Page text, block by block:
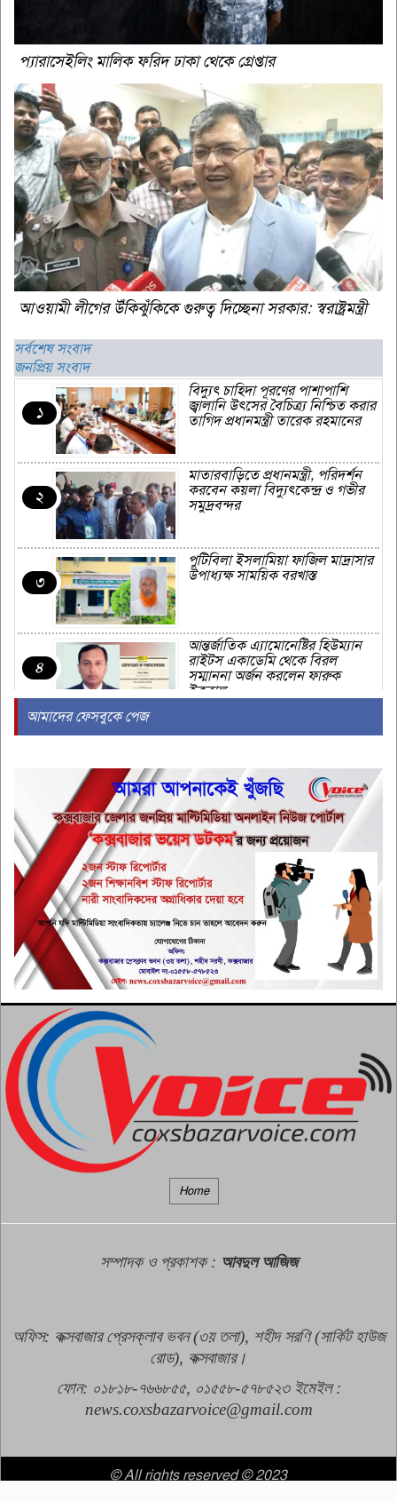
প্যারাসেইলিং মালিক ফরিদ ঢাকা থেকে গ্রেপ্তার
আওয়ামী লীগের উঁকিঝুঁকিকে গুরুত্ব দিচ্ছেনা সরকার: স্বরাষ্ট্রমন্ত্রী
সর্বশেষ সংবাদ
জনপ্রিয় সংবাদ
১
বিদ্যুৎ চাহিদা পূরণের পাশাপাশি
জ্বালানি উৎসের বৈচিত্র্য নিশ্চিত করার
তাগিদ প্রধানমন্ত্রী তারেক রহমানের
২
মাতারবাড়িতে প্রধানমন্ত্রী, পরিদর্শন
করবেন কয়লা বিদ্যুৎকেন্দ্র ও গভীর
সমুদ্রবন্দর
৩
পুটিবিলা ইসলামিয়া ফাজিল মাদ্রাসার
উপাধ্যক্ষ সাময়িক বরখাস্ত
৪
আন্তর্জাতিক এ্যামোনেষ্টির হিউম্যান
রাইটস একাডেমি থেকে বিরল
সম্মাননা অর্জন করলেন ফারুক
ইকবাল
৬
প্যারাসেইলিং মালিক ফরিদ ঢাকা
থেকে গ্রেপ্তার
৭
আওয়ামী লীগের উঁকিঝুঁকিকে গুরুত্ব
দিচ্ছেনা সরকার: স্বরাষ্ট্রমন্ত্রী
৮
সৈকতে পানিতে ডুবে শিক্ষার্থীর মৃত্যু
৯
সৌদিতে এরদোগান-সালমান-শাহবাজ
ত্রিপক্ষীয় বৈঠক, হতে যাচ্ছে কি
প্রতিরক্ষা চুক্তি?
যে কারণে ইসলামে চুপচাপ থাকাও
ফজিলতপূর্ণ
আমাদের ফেসবুকে পেজ
Home
সম্পাদক ও প্রকাশক: আবদুল আজিজ
অফিস: কক্সবাজার প্রেসক্লাব ভবন (৩য় তলা), শহীদ সরণি (সার্কিট হাউজ
রোড), কক্সবাজার।
ফোন: ০১৮১৮-৭৬৬৮৫৫, ০১৫৫৮-৫৭৮৫২৩ ইমেইল :
news.coxsbazarvoice@gmail.com
© All rights reserved © 2023